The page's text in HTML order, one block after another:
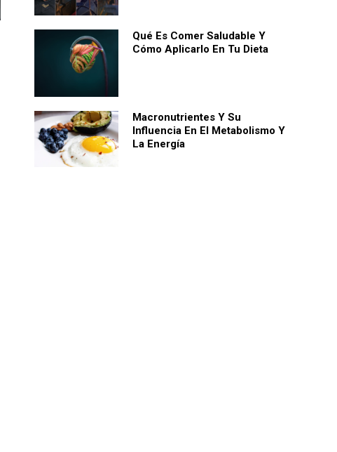
Qué Es Comer Saludable Y
Cómo Aplicarlo En Tu Dieta
Macronutrientes Y Su
Influencia En El Metabolismo Y
La Energía